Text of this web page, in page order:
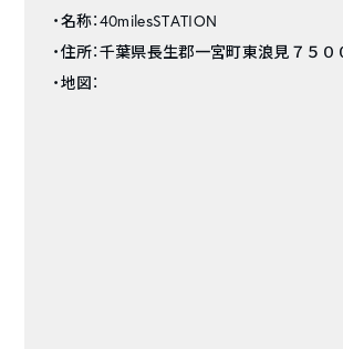
・名称：40milesSTATION
・住所：千葉県長生郡一宮町東浪見７５０
・地図：